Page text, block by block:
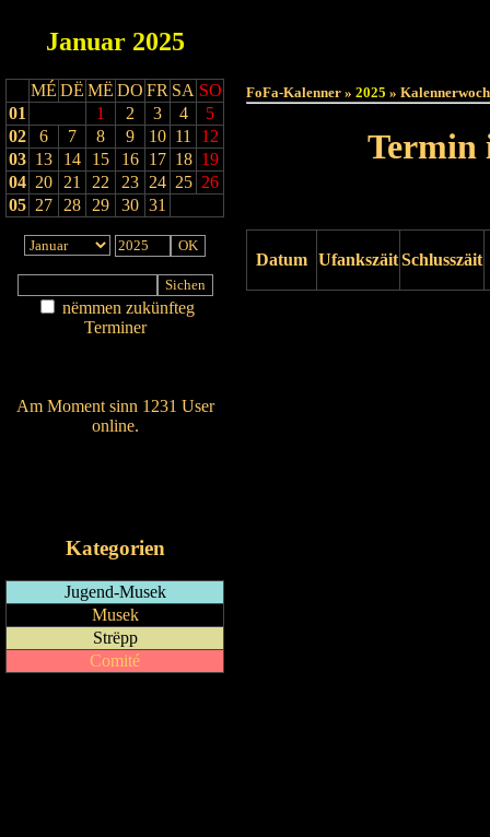
Januar 2025
MÉ DË MË DO FR SA SO
01
1 2 3 4
5
02
6 7 8 9 10 11
12
03 13 14 15 16 17 18 19
04 20 21 22 23 24 25 26
05 27 28 29 30 31
nëmmen zukünfteg
Terminer
Am Moment sinn 1231 User
online.
Kategorien
Jugend-Musek
Musek
Strëpp
Comité
FoFa-Kalenner » 2025 »
Termin
Datum UfankszäitSchlusszäit